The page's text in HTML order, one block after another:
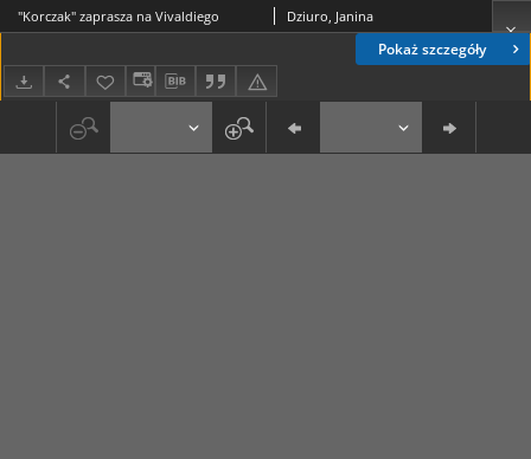
Pokaż szczegóły
"Korczak" zaprasza na Vivaldiego Dziuro, Janina